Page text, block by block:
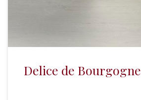
Delice de Bourgogne